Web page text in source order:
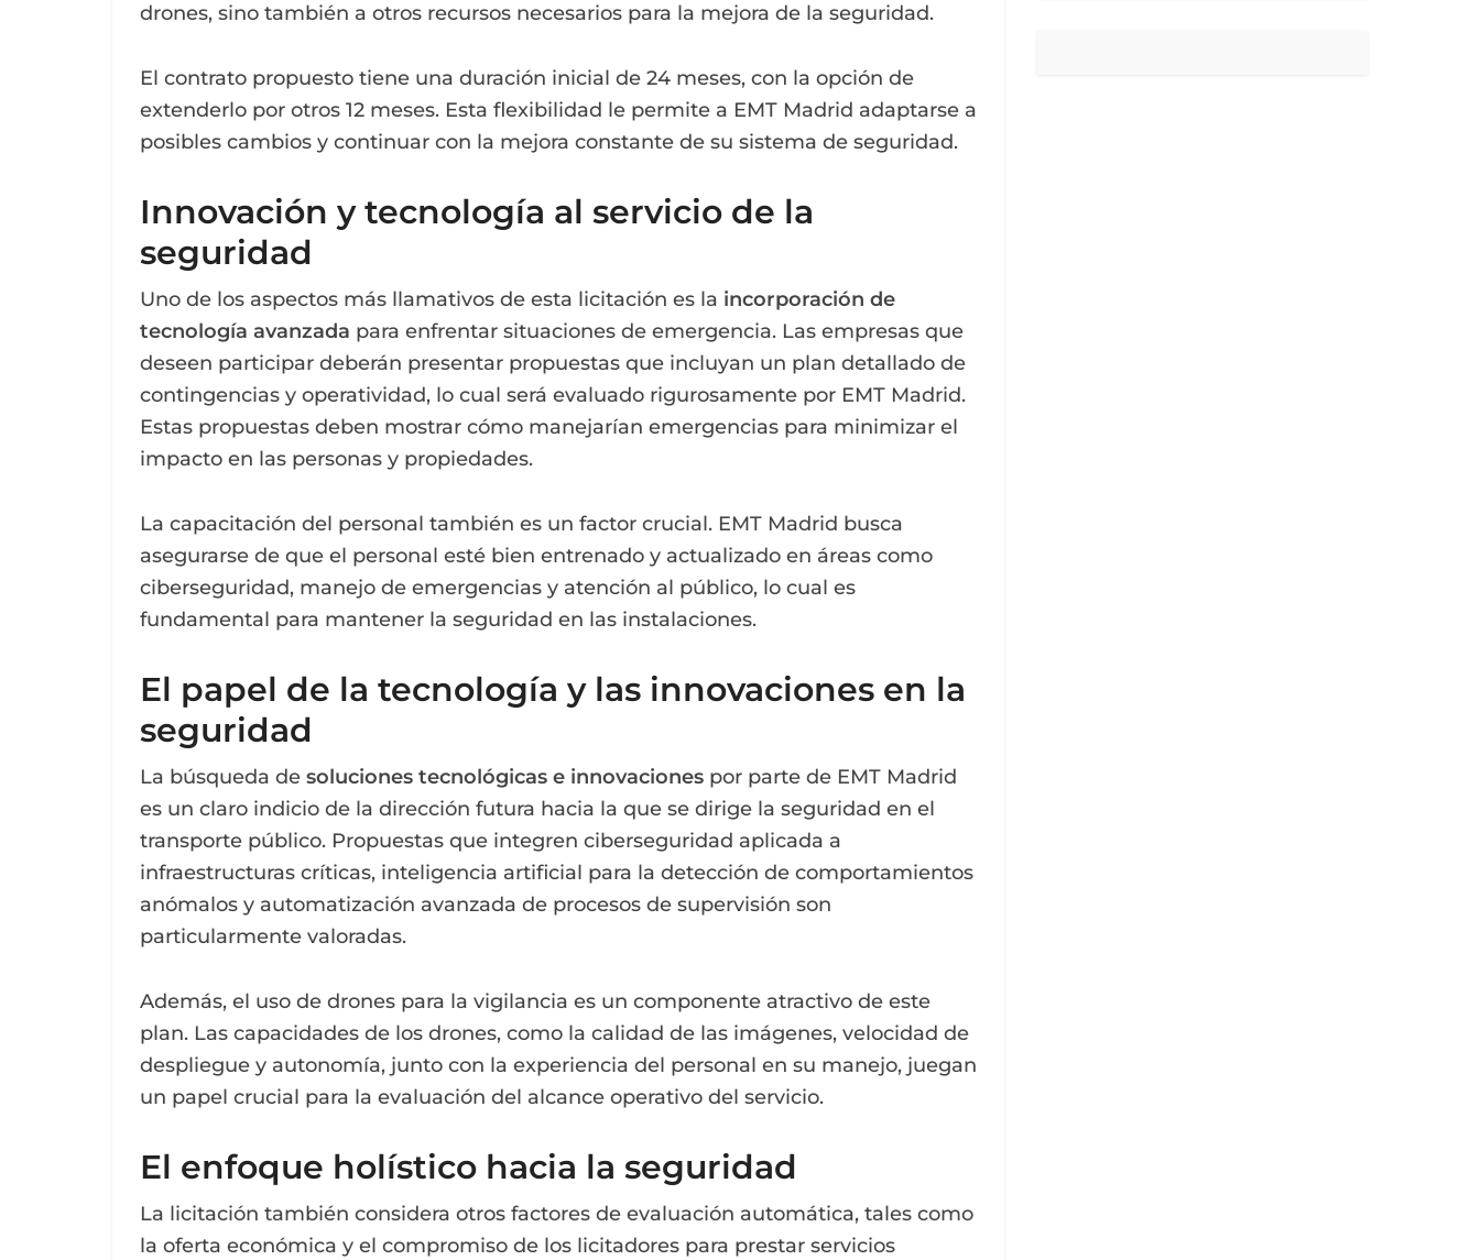
drones, sino también a otros recursos necesarios para la mejora de la seguridad.
El contrato propuesto tiene una duración inicial de 24 meses, con la opción de
extenderlo por otros 12 meses. Esta flexibilidad le permite a EMT Madrid adaptarse a
posibles cambios y continuar con la mejora constante de su sistema de seguridad.
Innovación y tecnología al servicio de la
seguridad
Uno de los aspectos más llamativos de esta licitación es la incorporación de
tecnología avanzada para enfrentar situaciones de emergencia. Las empresas que
deseen participar deberán presentar propuestas que incluyan un plan detallado de
contingencias y operatividad, lo cual será evaluado rigurosamente por EMT Madrid.
Estas propuestas deben mostrar cómo manejarían emergencias para minimizar el
impacto en las personas y propiedades.
La capacitación del personal también es un factor crucial. EMT Madrid busca
asegurarse de que el personal esté bien entrenado y actualizado en áreas como
ciberseguridad, manejo de emergencias y atención al público, lo cual es
fundamental para mantener la seguridad en las instalaciones.
El papel de la tecnología y las innovaciones en la
seguridad
La búsqueda de soluciones tecnológicas e innovaciones por parte de EMT Madrid
es un claro indicio de la dirección futura hacia la que se dirige la seguridad en el
transporte público. Propuestas que integren ciberseguridad aplicada a
infraestructuras críticas, inteligencia artificial para la detección de comportamientos
anómalos y automatización avanzada de procesos de supervisión son
particularmente valoradas.
Además, el uso de drones para la vigilancia es un componente atractivo de este
plan. Las capacidades de los drones, como la calidad de las imágenes, velocidad de
despliegue y autonomía, junto con la experiencia del personal en su manejo, juegan
un papel crucial para la evaluación del alcance operativo del servicio.
El enfoque holístico hacia la seguridad
La licitación también considera otros factores de evaluación automática, tales como
la oferta económica y el compromiso de los licitadores para prestar servicios